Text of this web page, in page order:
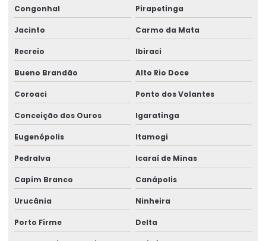
Congonhal Pirapetinga
Jacinto Carmo da Mata
Recreio Ibiraci
Bueno Brandão Alto Rio Doce
Coroaci Ponto dos Volantes
Conceição dos Ouros Igaratinga
Eugenópolis Itamogi
Pedralva Icaraí de Minas
Capim Branco Canápolis
Urucânia Ninheira
Porto Firme Delta